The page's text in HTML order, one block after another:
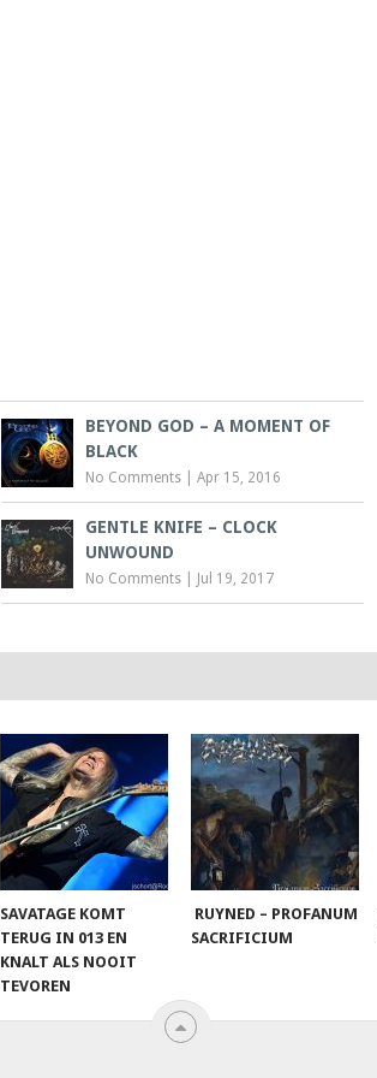
BEYOND GOD – A MOMENT OF
BLACK
No Comments |Apr 15, 2016
GENTLE KNIFE – CLOCK
UNWOUND
No Comments Jul 19, 2017
SAVATAGE KOMT
TERUG IN 013 EN
KNALT ALS NOOIT
TEVOREN
RUYNED – PROFANUM
SACRIFICIUM